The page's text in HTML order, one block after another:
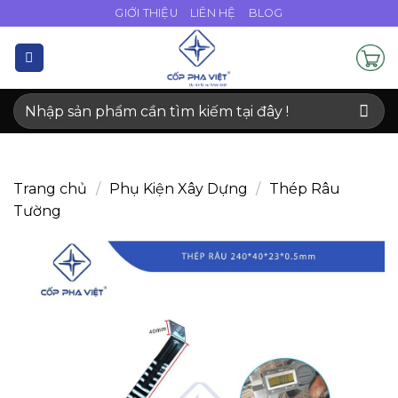
dung
GIỚI THIỆU LIÊN HỆ BLOG
Tìm
kiếm:
Trang chủ / Phụ Kiện Xây Dựng / Thép Râu
Tường